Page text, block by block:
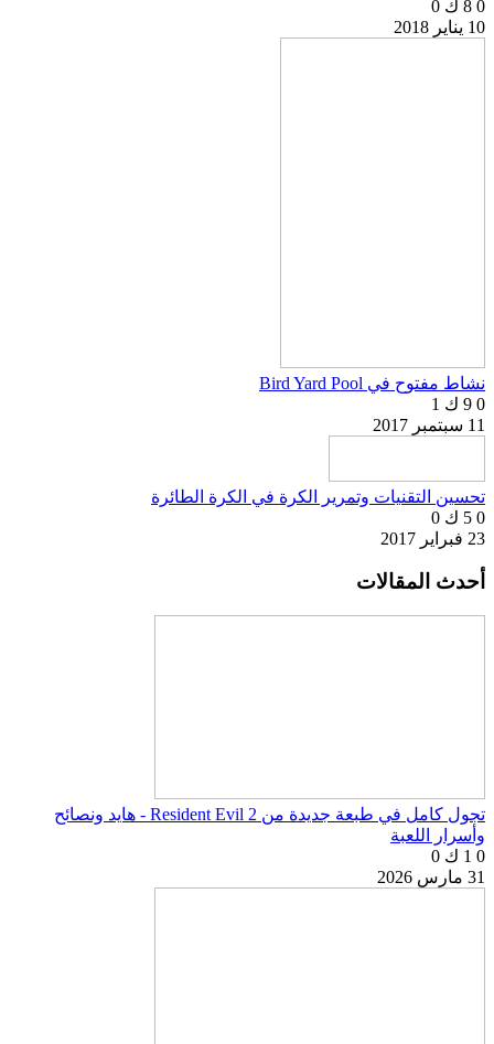
0 8 ك
0
10 يناير 2018
نشاط مفتوح في Bird Yard Pool
0 9 ك
1
11 سبتمبر 2017
تحسين التقنيات وتمرير الكرة في الكرة الطائرة
0 5 ك
0
23 فبراير 2017
أحدث المقالات
تجول كامل في طبعة جديدة من Resident Evil 2 - هايد ونصائح
وأسرار اللعبة
0 1 ك
0
31 مارس 2026